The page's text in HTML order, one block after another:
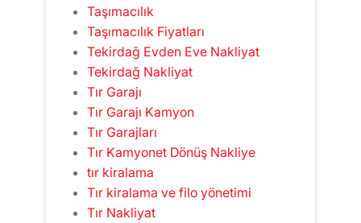
Taşımacılık
Taşımacılık Fiyatları
Tekirdağ Evden Eve Nakliyat
Tekirdağ Nakliyat
Tır Garajı
Tır Garajı Kamyon
Tır Garajları
Tır Kamyonet Dönüş Nakliye
tır kiralama
Tır kiralama ve filo yönetimi
Tır Nakliyat